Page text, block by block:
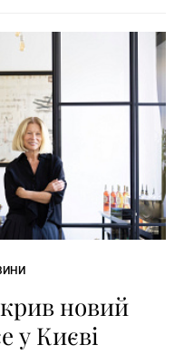
новий
у Києві